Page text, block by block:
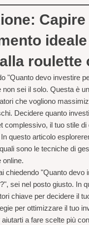
Capire
roulette
"Quanto devo investire
non sei il solo. Questa è
che vogliono
Decidere quanto
complessivo, il tuo stile
questo articolo
sono le tecniche di
online.
chiedendo "Quanto devo
sei nel posto giusto. In
chiave per decidere il
per ottimizzare il tuo
a fare scelte più